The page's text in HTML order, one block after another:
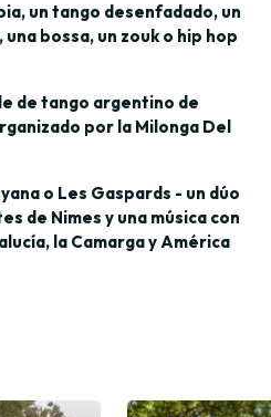
un tango desenfadado, un
bossa, un zouk o hip hop
de tango argentino de
por la Milonga Del
o Les Gaspards - un dúo
de Nimes y una música con
la Camarga y América